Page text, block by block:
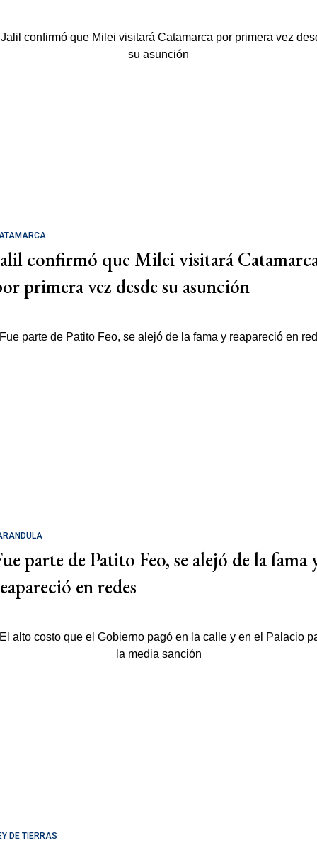
confirmó que Milei visitará
primera vez desde su asunción
parte de Patito Feo, se alejó de la fama
en redes
DE TIERRAS